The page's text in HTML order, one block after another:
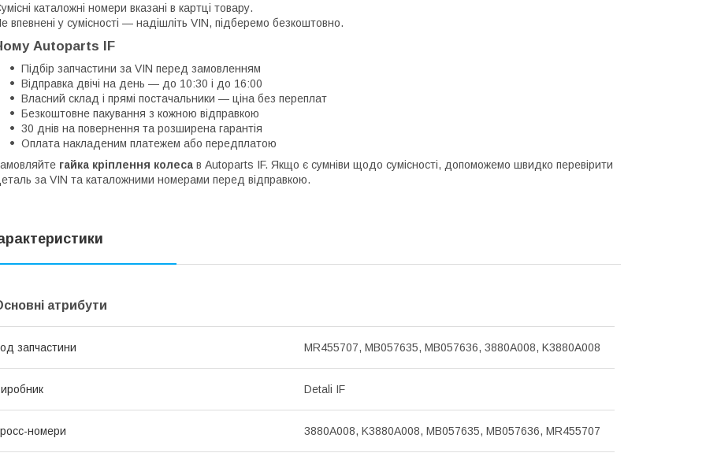
каталожні номери вказані в картці товару.
впевнені у сумісності — надішліть VIN, підберемо безкоштовно.
Autoparts IF
Підбір запчастини за VIN перед замовленням
Відправка двічі на день — до 10:30 і до 16:00
Власний склад і прямі постачальники — ціна без переплат
Безкоштовне пакування з кожною відправкою
30 днів на повернення та розширена гарантія
Оплата накладеним платежем або передплатою
гайка кріплення колеса в Autoparts IF. Якщо є сумніви щодо сумісності, допоможемо швидко перевірити
за VIN та каталожними номерами перед відправкою.
атрибути
запчастини MR455707, MB057635, MB057636, 3880A008, K3880A008
Detali IF
номери 3880A008, K3880A008, MB057635, MB057636, MR455707